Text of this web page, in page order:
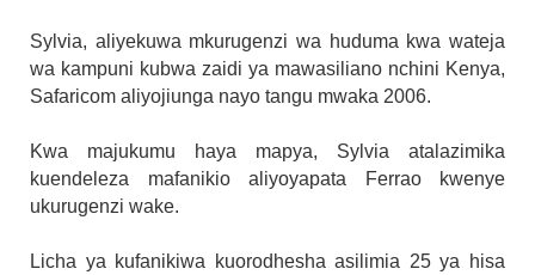
Sylvia, aliyekuwa mkurugenzi wa huduma kwa wateja
wa kampuni kubwa zaidi ya mawasiliano nchini Kenya,
Safaricom aliyojiunga nayo tangu mwaka 2006.
Kwa majukumu haya mapya, Sylvia atalazimika
kuendeleza mafanikio aliyoyapata Ferrao kwenye
ukurugenzi wake.
Licha ya kufanikiwa kuorodhesha asilimia 25 ya hisa